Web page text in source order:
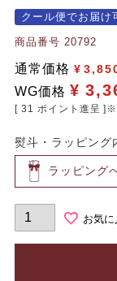
クール便でお届け
商品番号 20792
通常価格 ¥
WG価格 ¥
[ 31 ポイント進呈 ]※
熨斗・ラッピング
ラッピング
お気